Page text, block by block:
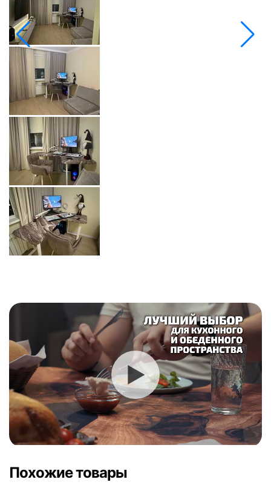
Похожие товары